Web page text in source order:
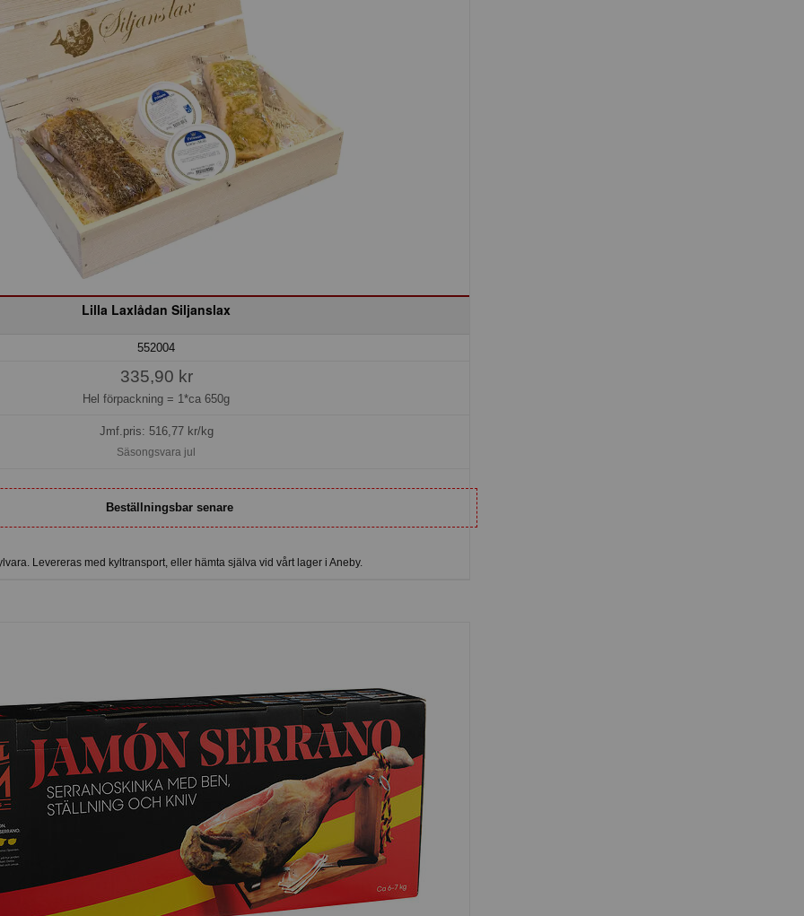
Lilla Laxlådan Siljanslax
552004
335,90 kr
Hel förpackning = 1*ca 650g
Jmf.pris: 516,77kr/kg
Säsongsvara jul
Beställningsbar senare
Levereras med kyltransport, eller hämta själva vid vårt lager i Aneby.